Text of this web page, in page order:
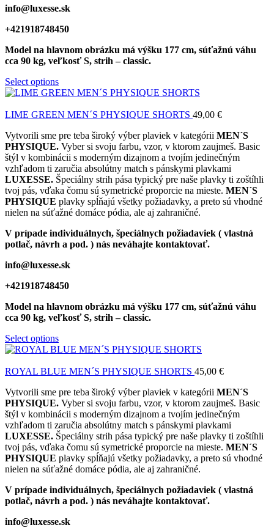
info@luxesse.sk
+421918748450
Model na hlavnom obrázku má výšku 177 cm, súťažnú váhu
cca 90 kg, veľkosť S, strih – classic.
Select options
LIME GREEN MEN´S PHYSIQUE SHORTS 49,00 €
Vytvorili sme pre teba široký výber plaviek v kategórii MEN´S
PHYSIQUE. Vyber si svoju farbu, vzor, v ktorom zaujmeš. Basic
štýl v kombinácii s moderným dizajnom a tvojím jedinečným
vzhľadom ti zaručia absolútny match s pánskymi plavkami
LUXESSE. Špeciálny strih pása typický pre naše plavky ti zoštíhli
tvoj pás, vďaka čomu sú symetrické proporcie na mieste. MEN´S
PHYSIQUE plavky spĺňajú všetky požiadavky, a preto sú vhodné
nielen na súťažné domáce pódia, ale aj zahraničné.
V prípade individuálnych, špeciálnych požiadaviek ( vlastná
potlač, návrh a pod. ) nás neváhajte kontaktovať.
info@luxesse.sk
+421918748450
Model na hlavnom obrázku má výšku 177 cm, súťažnú váhu
cca 90 kg, veľkosť S, strih – classic.
Select options
ROYAL BLUE MEN´S PHYSIQUE SHORTS 45,00 €
Vytvorili sme pre teba široký výber plaviek v kategórii MEN´S
PHYSIQUE. Vyber si svoju farbu, vzor, v ktorom zaujmeš. Basic
štýl v kombinácii s moderným dizajnom a tvojím jedinečným
vzhľadom ti zaručia absolútny match s pánskymi plavkami
LUXESSE. Špeciálny strih pása typický pre naše plavky ti zoštíhli
tvoj pás, vďaka čomu sú symetrické proporcie na mieste. MEN´S
PHYSIQUE plavky spĺňajú všetky požiadavky, a preto sú vhodné
nielen na súťažné domáce pódia, ale aj zahraničné.
V prípade individuálnych, špeciálnych požiadaviek ( vlastná
potlač, návrh a pod. ) nás neváhajte kontaktovať.
info@luxesse.sk